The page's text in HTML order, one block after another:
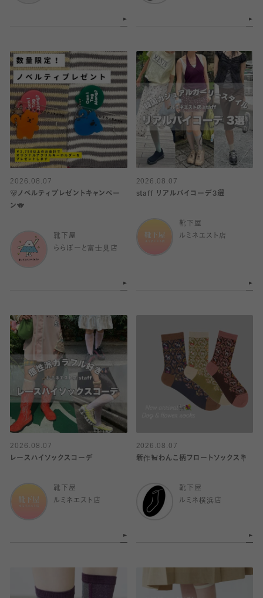
2026.08.07
🐻ノベルティプレゼントキャンペー
ン🐨
靴下屋
ららぽーと富士見店
2026.08.07
staff リアルバイコーデ3選
靴下屋
ルミネエスト店
2026.08.07
レースハイソックスコーデ
靴下屋
ルミネエスト店
2026.08.07
新作🐩わんこ柄フロートソックス💐
靴下屋
ルミネ横浜店